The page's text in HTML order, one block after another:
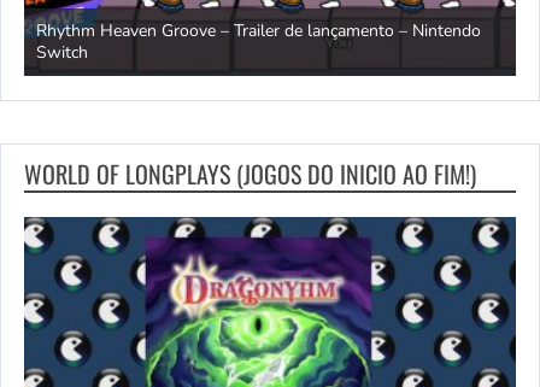
Rhythm Heaven Groove – Trailer de lançamento – Nintendo
Switch
WORLD OF LONGPLAYS (JOGOS DO INICIO AO FIM!)